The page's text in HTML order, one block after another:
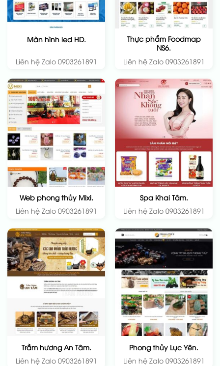
Màn hình led HD.
Liên hệ Zalo 0903261891
Thực phẩm Foodmap
NS6.
Liên hệ Zalo 0903261891
Web phong thủy Mixi.
Liên hệ Zalo 0903261891
Spa Khai Tâm.
Liên hệ Zalo 0903261891
Trầm hương An Tâm.
Liên hệ Zalo 0903261891
Phong thủy Lục Yên.
Liên hệ Zalo 0903261891